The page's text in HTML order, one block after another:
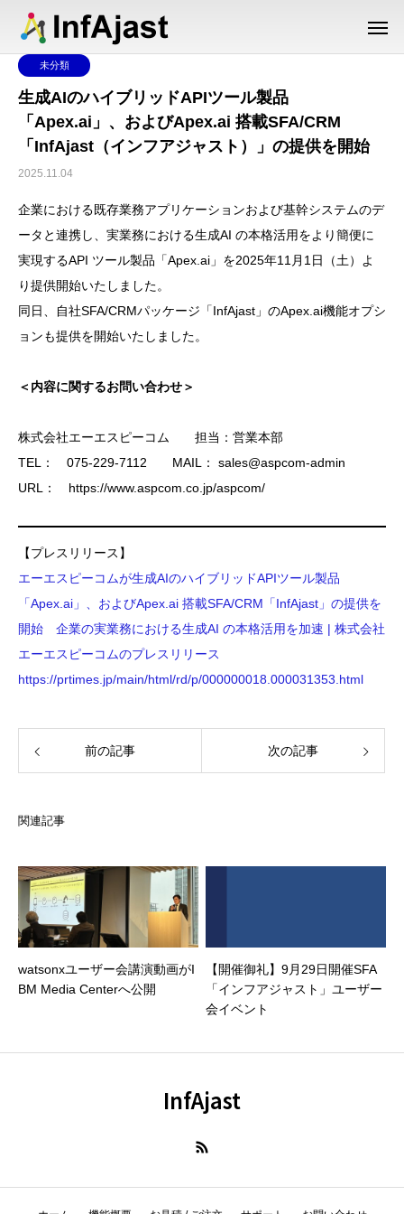
未分類
生成AIのハイブリッドAPIツール製品
「Apex.ai」、およびApex.ai 搭載SFA/CRM
「InfAjast（インフアジャスト）」の提供を開始
2025.11.04
企業における既存業務アプリケーションおよび基幹システムのデ
ータと連携し、実業務における生成AI の本格活用をより簡便に
実現するAPI ツール製品「Apex.ai」を2025年11月1日（土）よ
り提供開始いたしました。
同日、自社SFA/CRMパッケージ「InfAjast」のApex.ai機能オプシ
ョンも提供を開始いたしました。
＜内容に関するお問い合わせ＞
株式会社エーエスピーコム 担当：営業本部
TEL： 075-229-7112 MAIL： sales@aspcom-admin
URL： https://www.aspcom.co.jp/aspcom/
【プレスリリース】
エーエスピーコムが生成AIのハイブリッドAPIツール製品
「Apex.ai」、およびApex.ai 搭載SFA/CRM「InfAjast」の提供を
開始 企業の実業務における生成AI の本格活用を加速 | 株式会社
エーエスピーコムのプレスリリース
https://prtimes.jp/main/html/rd/p/000000018.000031353.html
前の記事 次の記事
関連記事
watsonxユーザー会講演動画がI
BM Media Centerへ公開
【開催御礼】9月29日開催SFA
「インフアジャスト」ユーザー
会イベント
InfAjast